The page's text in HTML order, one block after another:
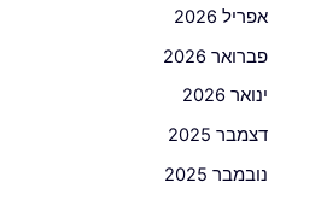
אפריל 2026
פברואר 2026
ינואר 2026
דצמבר 2025
נובמבר 2025